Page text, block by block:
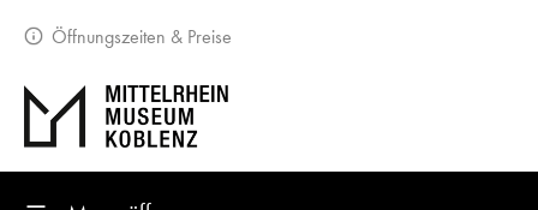
Öffnungszeiten & Preise